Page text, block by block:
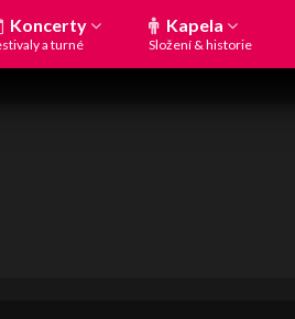
Koncerty
a turné
Kapela
Složení & historie